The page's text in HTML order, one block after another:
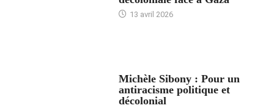
13 avril 2026
Michèle Sibony : Pour un
antiracisme politique et
décolonial